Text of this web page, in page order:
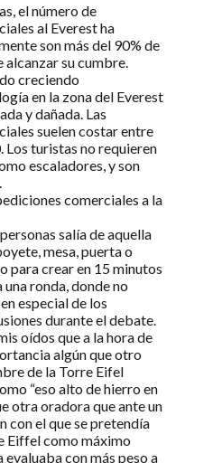
el número de
al Everest ha
son más del 90% de
su cumbre.
creciendo
en la zona del Everest
y dañada. Las
suelen costar entre
Los turistas no requieren
escaladores, y son
comerciales a la
salía de aquella
mesa, puerta o
para crear en 15 minutos
ronda, donde no
especial de los
durante el debate.
oídos que a la hora de
algún que otro
de la Torre Eifel
“eso alto de hierro en
otra oradora que ante un
con el que se pretendía
Eiffel como máximo
evaluaba con más peso a